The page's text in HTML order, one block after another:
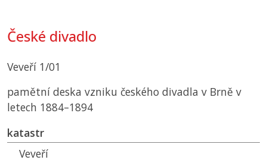
České divadlo
Veveří 1/01
pamětní deska vzniku českého divadla v Brně v
letech 1884–1894
katastr
Veveří